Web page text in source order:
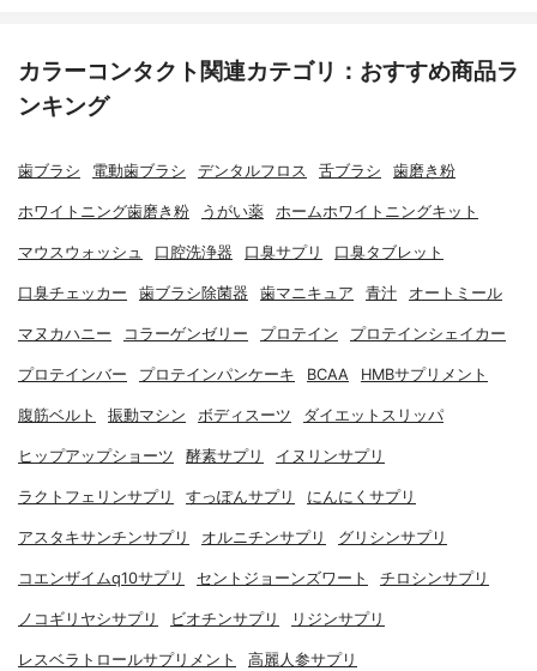
カラーコンタクト関連カテゴリ：おすすめ商品ラ
ンキング
歯ブラシ 電動歯ブラシ デンタルフロス 舌ブラシ 歯磨き粉
ホワイトニング歯磨き粉 うがい薬 ホームホワイトニングキット
マウスウォッシュ 口腔洗浄器 口臭サプリ 口臭タブレット
口臭チェッカー 歯ブラシ除菌器 歯マニキュア 青汁 オートミール
マヌカハニー コラーゲンゼリー プロテイン プロテインシェイカー
プロテインバー プロテインパンケーキ BCAA HMBサプリメント
腹筋ベルト 振動マシン ボディスーツ ダイエットスリッパ
ヒップアップショーツ 酵素サプリ イヌリンサプリ
ラクトフェリンサプリ すっぽんサプリ にんにくサプリ
アスタキサンチンサプリ オルニチンサプリ グリシンサプリ
コエンザイムq10サプリ セントジョーンズワート チロシンサプリ
ノコギリヤシサプリ ビオチンサプリ リジンサプリ
レスベラトロールサプリメント 高麗人参サプリ